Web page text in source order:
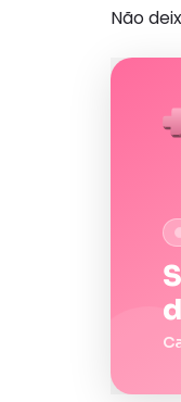
Não